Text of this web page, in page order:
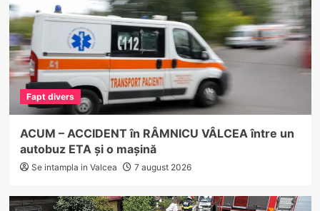
Fapt divers
ACUM – ACCIDENT în RÂMNICU VÂLCEA între un
autobuz ETA și o mașină
Se intampla in Valcea 7 august 2026